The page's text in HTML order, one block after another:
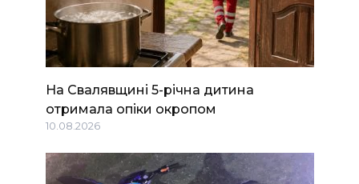
На Свалявщині 5-річна дитина
отримала опіки окропом
10.08.2026